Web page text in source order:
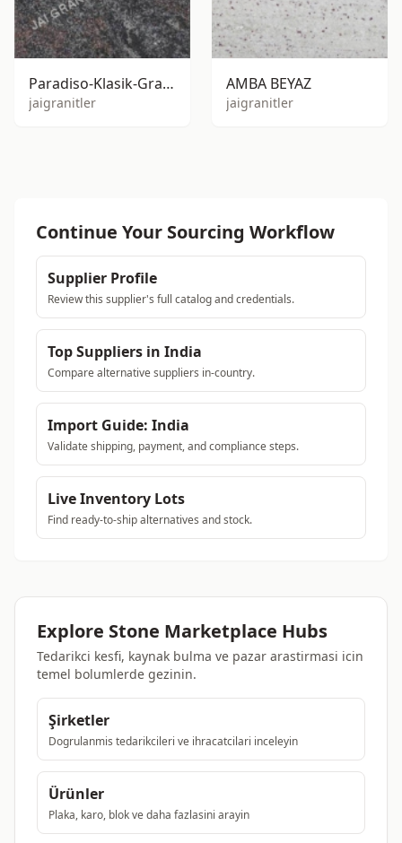
Paradiso-Klasik-Granit
jaigranitler
AMBA BEYAZ
jaigranitler
Continue Your Sourcing Workflow
Supplier Profile
Review this supplier's full catalog and credentials.
Top Suppliers in India
Compare alternative suppliers in-country.
Import Guide: India
Validate shipping, payment, and compliance steps.
Live Inventory Lots
Find ready-to-ship alternatives and stock.
Explore Stone Marketplace Hubs
Tedarikci kesfi, kaynak bulma ve pazar arastirmasi icin
temel bolumlerde gezinin.
Şirketler
Dogrulanmis tedarikcileri ve ihracatcilari inceleyin
Ürünler
Plaka, karo, blok ve daha fazlasini arayin